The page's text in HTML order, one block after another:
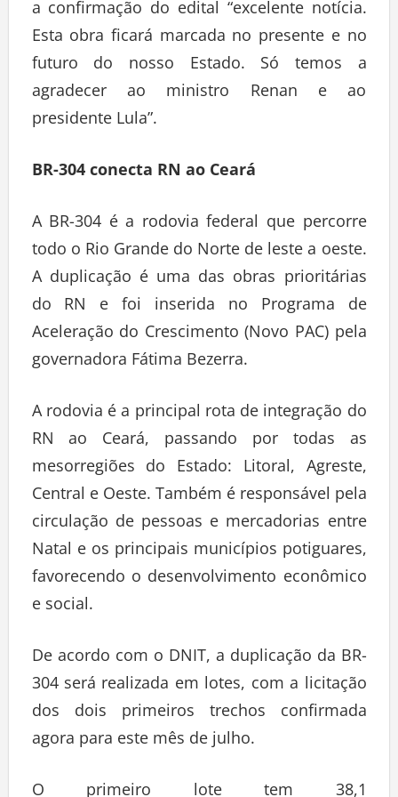
a confirmação do edital “excelente notícia.
Esta obra ficará marcada no presente e no
futuro do nosso Estado. Só temos a
agradecer ao ministro Renan e ao
presidente Lula”.
BR-304 conecta RN ao Ceará
A BR-304 é a rodovia federal que percorre
todo o Rio Grande do Norte de leste a oeste.
A duplicação é uma das obras prioritárias
do RN e foi inserida no Programa de
Aceleração do Crescimento (Novo PAC) pela
governadora Fátima Bezerra.
A rodovia é a principal rota de integração do
RN ao Ceará, passando por todas as
mesorregiões do Estado: Litoral, Agreste,
Central e Oeste. Também é responsável pela
circulação de pessoas e mercadorias entre
Natal e os principais municípios potiguares,
favorecendo o desenvolvimento econômico
e social.
De acordo com o DNIT, a duplicação da BR-
304 será realizada em lotes, com a licitação
dos dois primeiros trechos confirmada
agora para este mês de julho.